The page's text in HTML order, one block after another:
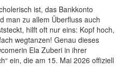
ist, das Bankkonto
man zu allem Überfluss auch
hilft oft nur eins: Kopf hoch,
wegtanzen! Genau dieses
Ela Zuberi in ihrer
ein, die am 15. Mai 2026 offiziell